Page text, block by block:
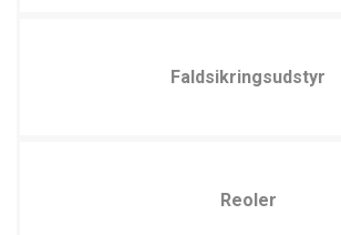
Faldsikringsudstyr
Reoler